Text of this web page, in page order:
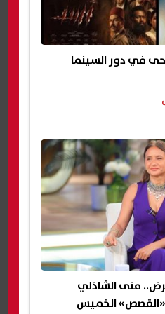
في دور السينما
منى الشاذلي
الخميس